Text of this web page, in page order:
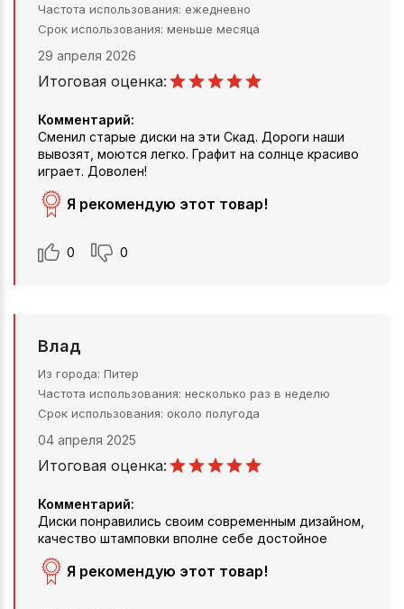
Частота использования ежедневно
Срок использования меньше месяца
29 апреля 2026
Итоговая оценка:
Комментарий:
Сменил старые диски на эти Скад. Дороги наши
вывозят, моются легко. Графит на солнце красиво
играет. Доволен!
Я рекомендую этот товар!
0 0
Влад
Из города Питер
Частота использования несколько раз в неделю
Срок использования около полугода
04 апреля 2025
Итоговая оценка:
Комментарий:
Диски понравились своим современным дизайном,
качество штамповки вполне себе достойное
Я рекомендую этот товар!